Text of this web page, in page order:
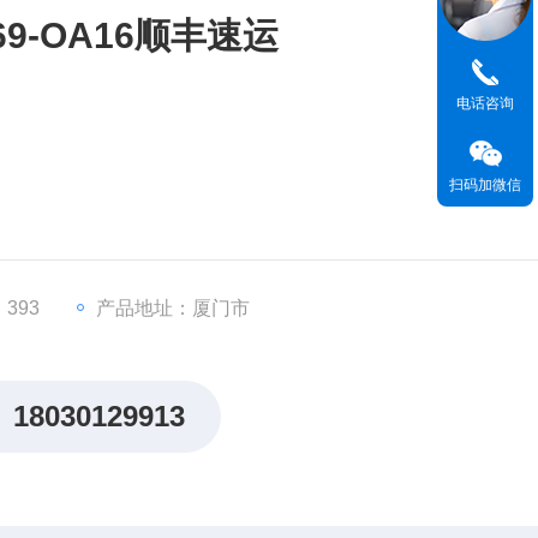
OA16顺丰速运
单通道最大电流5A（阻性负载）
393 产品地址：厦门市
18030129913
电话咨询
扫码加微信